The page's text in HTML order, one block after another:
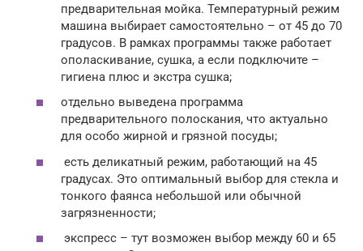
предварительная мойка. Температурный режим
машина выбирает самостоятельно – от 45 до 70
градусов. В рамках программы также работает
ополаскивание, сушка, а если подключите –
гигиена плюс и экстра сушка;
отдельно выведена программа
предварительного полоскания, что актуально
для особо жирной и грязной посуды;
есть деликатный режим, работающий на 45
градусах. Это оптимальный выбор для стекла и
тонкого фаянса небольшой или обычной
загрязненности;
экспресс – тут возможен выбор между 60 и 65